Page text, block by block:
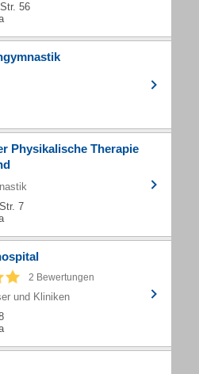
56
Physikalische Therapie
7
2 Bewertungen
und Kliniken